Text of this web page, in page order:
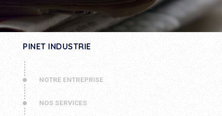
PINET INDUSTRIE
NOTRE ENTREPRISE
NOS SERVICES